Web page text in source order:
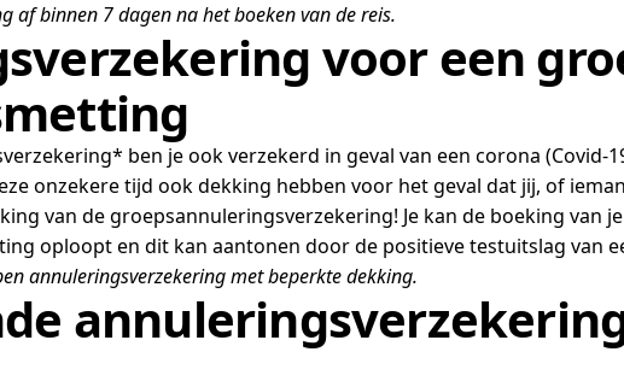
af binnen 7 dagen na het boeken van de reis.
voor een
ben je ook verzekerd in geval van een corona (Covid-
onzekere tijd ook dekking hebben voor het geval dat jij, of
van de groepsannuleringsverzekering! Je kan de boeking van
oploopt en dit kan aantonen door de positieve testuitslag van
annuleringsverzekering met beperkte dekking.